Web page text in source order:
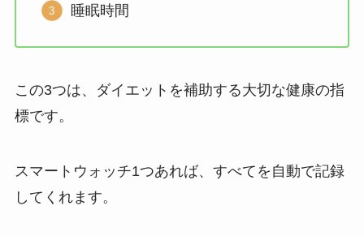
睡眠時間
この3つは、ダイエットを補助する大切な健康の指
標です。
スマートウォッチ1つあれば、すべてを自動で記録
してくれます。